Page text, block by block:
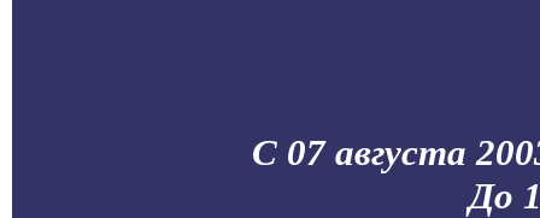
С 07 августа
До